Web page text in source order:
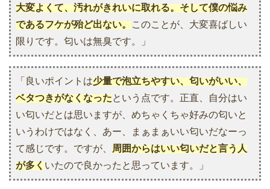
大変よくて、汚れがきれいに取れる。そして僕の悩み
であるフケが殆ど出ない。このことが、大変喜ばしい
限りです。匂いは無臭です。」
「良いポイントは少量で泡立ちやすい、匂いがいい、
ベタつきがなくなったという点です。正直、自分はい
い匂いだとは思いますが、めちゃくちゃ好みの匂いと
いうわけではなく、あー、まぁまぁいい匂いだなーっ
て感じです。ですが、 周囲からはいい匂いだと言う人
が多くいたので良かったと思っています。」